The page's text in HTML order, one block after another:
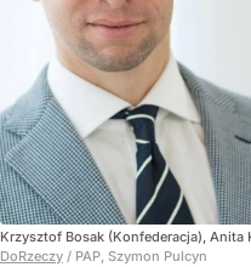
Krzysztof Bosak (Konfederacja), Anita
DoRzeczy / PAP, Szymon Pulcyn